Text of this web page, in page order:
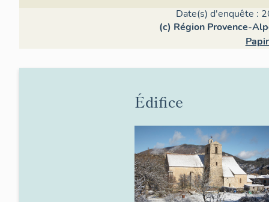
Date(s) d'enquête :
(c) Région Provence-
Édifice